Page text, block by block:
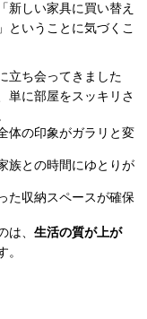
新しい家具に買い替え
ということに気づくこ
立ち会ってきました
単に部屋をスッキリさ
体の印象がガラリと変
族との時間にゆとりが
た収納スペースが確保
は、 生活の質が上が
。